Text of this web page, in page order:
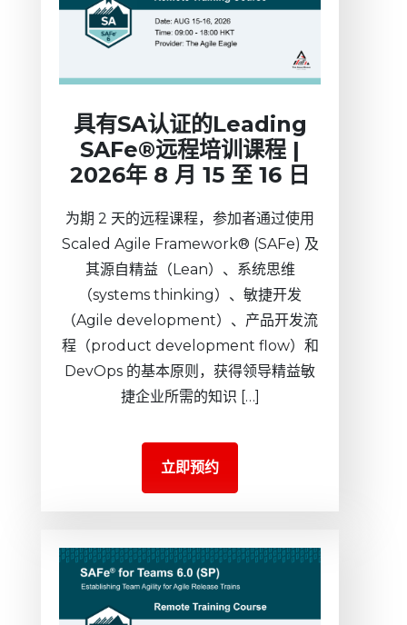
具有SA认证的Leading
SAFe®远程培训课程 |
2026年 8 月 15 至 16 日
为期 2 天的远程课程，参加者通过使用
Scaled Agile Framework® (SAFe) 及
其源自精益（Lean）、系统思维
（systems thinking）、敏捷开发
（Agile development）、产品开发流
程（product development flow）和
DevOps 的基本原则，获得领导精益敏
捷企业所需的知识 […]
立即预约